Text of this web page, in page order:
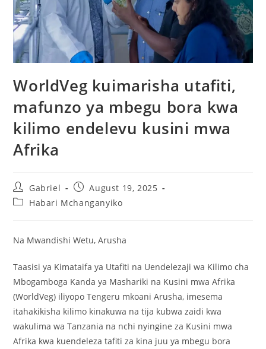
WorldVeg kuimarisha utafiti,
mafunzo ya mbegu bora kwa
kilimo endelevu kusini mwa
Afrika
Gabriel
August 19, 2025
Habari Mchanganyiko
Na Mwandishi Wetu, Arusha
Taasisi ya Kimataifa ya Utafiti na Uendelezaji wa Kilimo cha
Mbogamboga Kanda ya Mashariki na Kusini mwa Afrika
(WorldVeg) iliyopo Tengeru mkoani Arusha, imesema
itahakikisha kilimo kinakuwa na tija kubwa zaidi kwa
wakulima wa Tanzania na nchi nyingine za Kusini mwa
Afrika kwa kuendeleza tafiti za kina juu ya mbegu bora